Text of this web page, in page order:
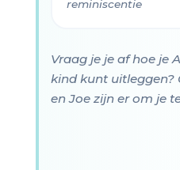
reminiscentie
Vraag je je af hoe je
kind kunt uitleggen?
en Joe zijn er om je